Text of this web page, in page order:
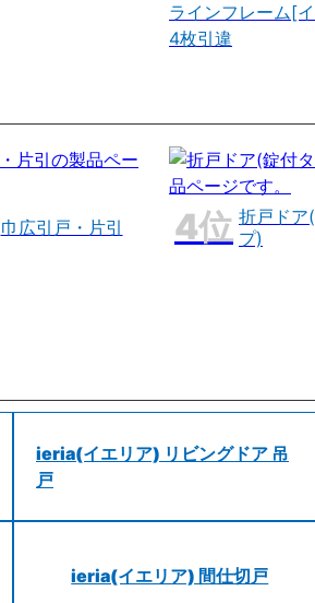
ラインフレーム[
4枚引違
巾広引戸・片引
折戸ドア
プ)
ieria(イエリア) リビングドア 吊
戸
ieria(イエリア) 間仕切戸